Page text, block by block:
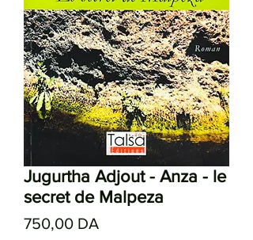
Jugurtha Adjout - Anza - le
secret de Malpeza
750,00 DA